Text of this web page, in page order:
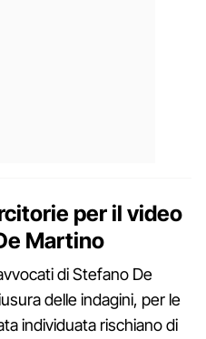
per il video
Martino
di Stefano De
delle indagini, per le
individuata rischiano di